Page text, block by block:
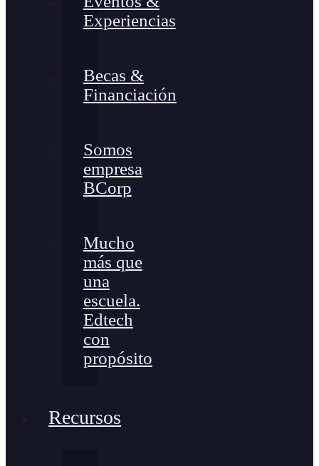
Experiencias
Becas &
Financiación
Somos
empresa
BCorp
Mucho
más que
una
escuela.
Edtech
con
propósito
Recursos